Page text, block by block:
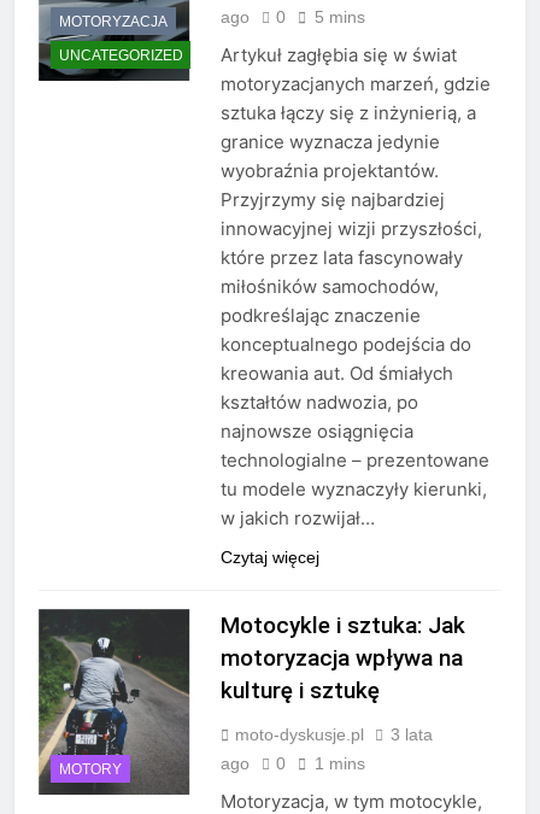
MOTORYZACJA
UNCATEGORIZED
ago
0 5 mins
Artykuł zagłębia się w świat
motoryzacjanych marzeń, gdzie
sztuka łączy się z inżynierią, a
granice wyznacza jedynie
wyobraźnia projektantów.
Przyjrzymy się najbardziej
innowacyjnej wizji przyszłości,
które przez lata fascynowały
miłośników samochodów,
podkreślając znaczenie
konceptualnego podejścia do
kreowania aut. Od śmiałych
kształtów nadwozia, po
najnowsze osiągnięcia
technologialne – prezentowane
tu modele wyznaczyły kierunki,
w jakich rozwijał…
Czytaj więcej
MOTORY
Motocykle i sztuka: Jak
motoryzacja wpływa na
kulturę i sztukę
moto-dyskusje.pl
3 lata
ago
0 1 mins
Motoryzacja, w tym motocykle,